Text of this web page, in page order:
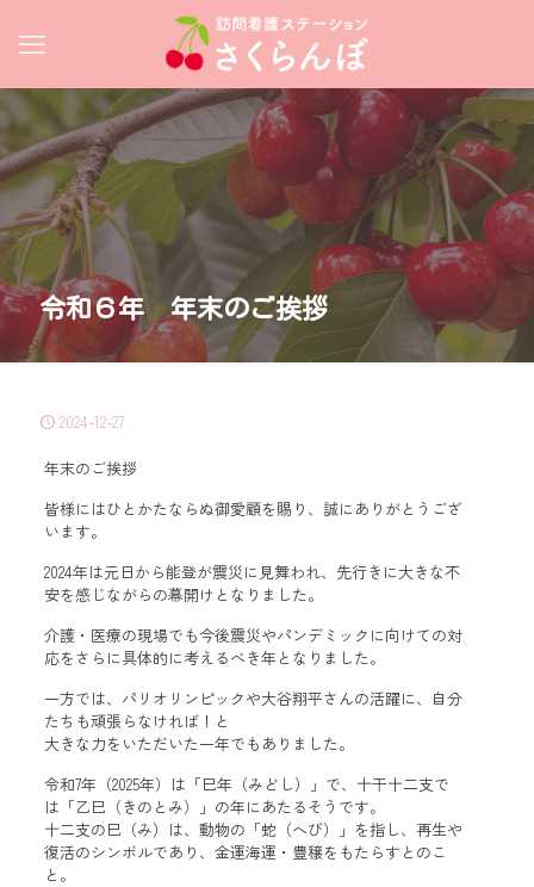
令和６年 年末のご挨拶
2024-12-27
年末のご挨拶
皆様にはひとかたならぬ御愛顧を賜り、誠にありがとうござ
います。
2024年は元日から能登が震災に見舞われ、先行きに大きな不
安を感じながらの幕開けとなりました。
介護・医療の現場でも今後震災やパンデミックに向けての対
応をさらに具体的に考えるべき年となりました。
一方では、パリオリンピックや大谷翔平さんの活躍に、自分
たちも頑張らなければ！と
大きな力をいただいた一年でもありました。
令和7年（2025年）は「巳年（みどし）」で、十干十二支で
は「乙巳（きのとみ）」の年にあたるそうです。
十二支の巳（み）は、動物の「蛇（へび）」を指し、再生や
復活のシンボルであり、金運海運・豊穣をもたらすとのこ
と。